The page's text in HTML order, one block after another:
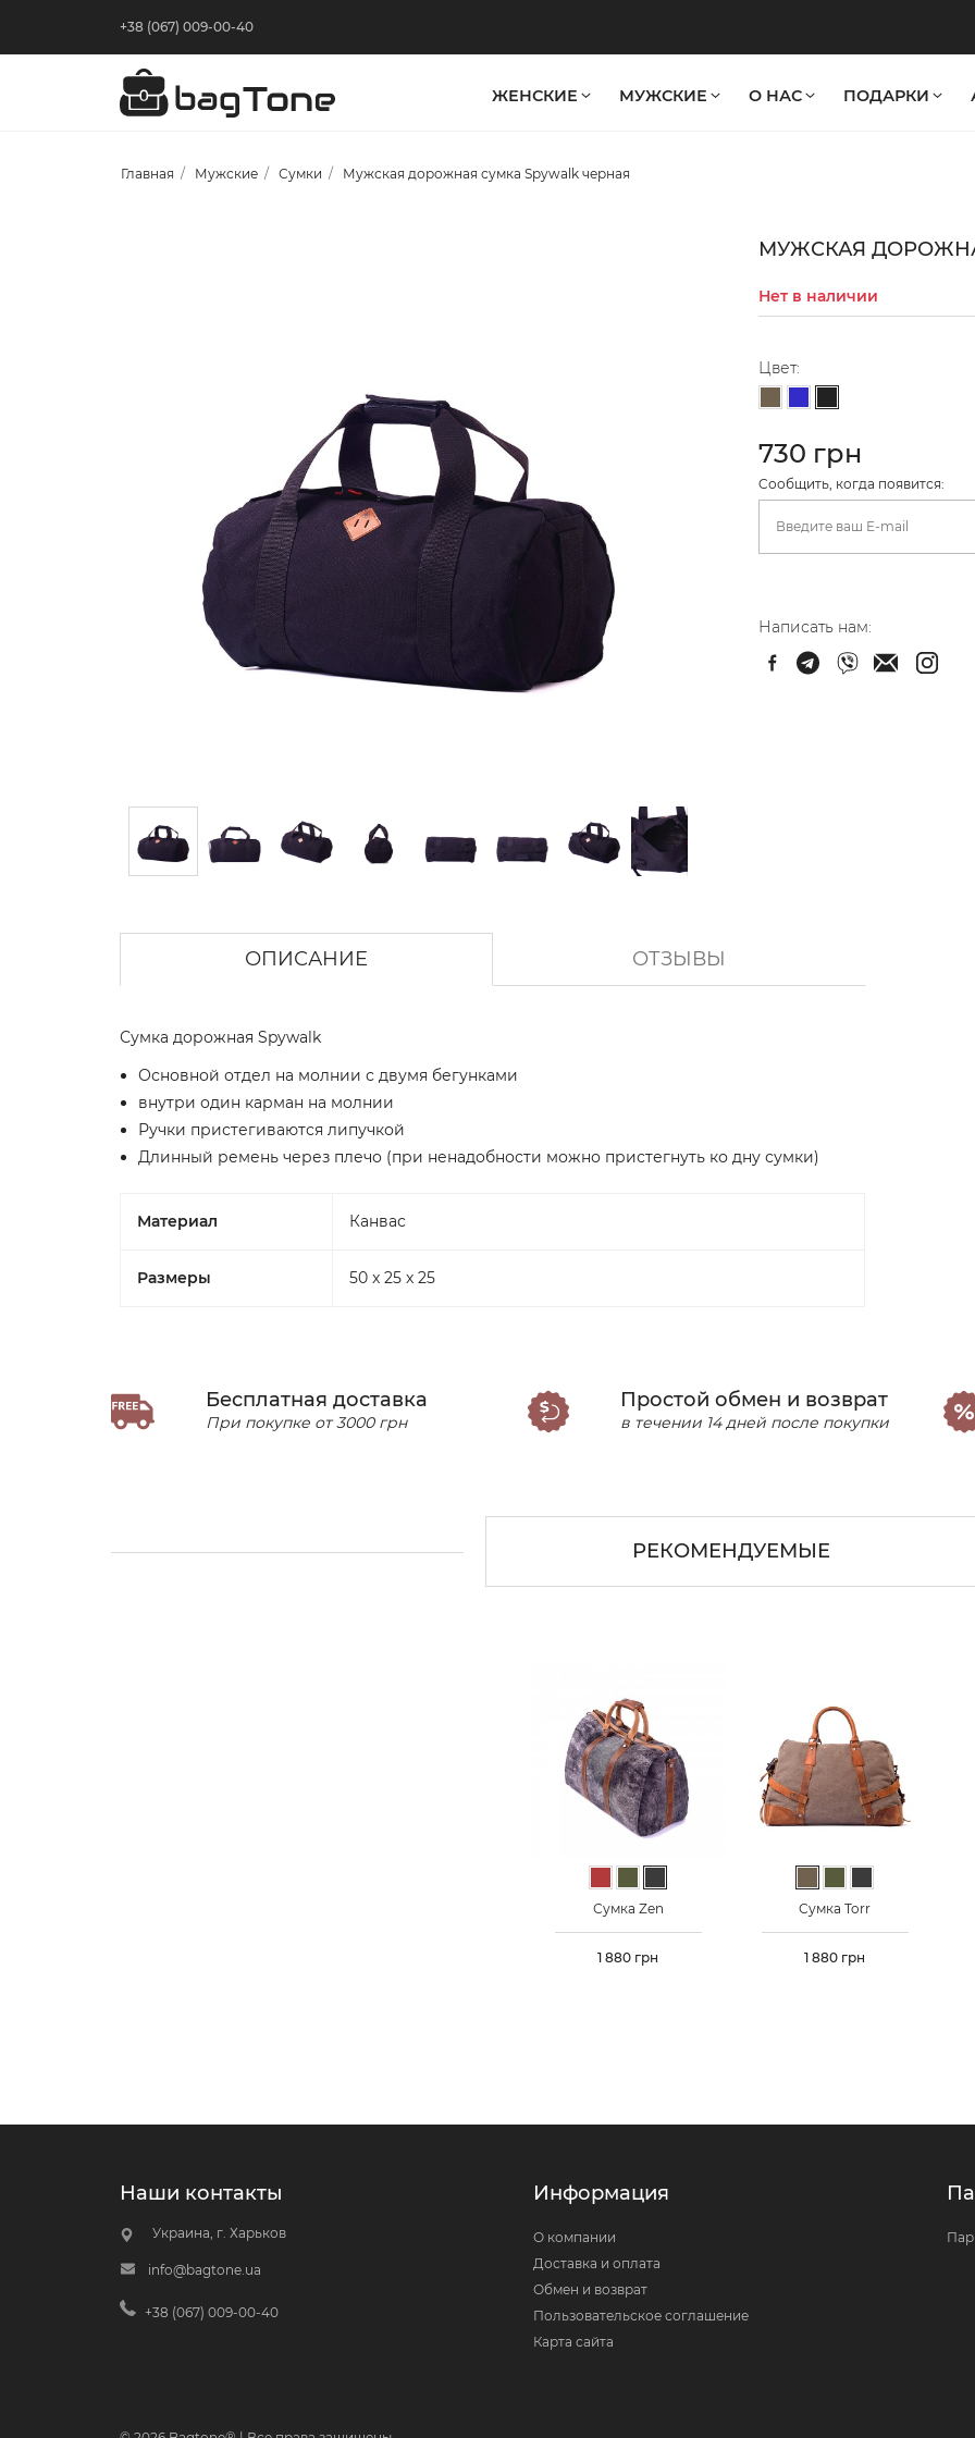
+38 (067) 009-00-40
ЖЕНСКИЕ МУЖСКИЕ О НАС ПОДАРКИ
Главная Мужские Сумки Мужская дорожная сумка Spywalk черная
МУЖСКАЯ
Нет в наличии
Цвет:
730 грн
Cообщить, когда появится:
Написать нам:
ОПИСАНИЕ ОТЗЫВЫ
Сумка дорожная Spywalk
Основной отдел на молнии с двумя бегунками
внутри один карман на молнии
Ручки пристегиваются липучкой
Длинный ремень через плечо (при ненадобности можно пристегнуть ко дну сумки)
Материал Канвас
Размеры 50 x 25 x 25
Бесплатная доставка
При покупке от 3000 грн
Простой обмен и возврат
в течении 14 дней после покупки
РЕКОМЕНДУЕМЫЕ
Сумка Zen
Цена
1 880 грн
Сумка Torr
Цена
1 880 грн
Наши контакты
Украина, г. Харьков
info@bagtone.ua
+38 (067) 009-00-40
Информация
О компании
Доставка и оплата
Обмен и возврат
Пользовательское соглашение
Карта сайта